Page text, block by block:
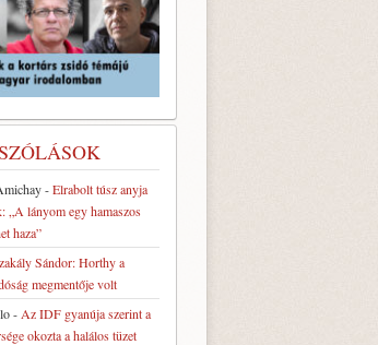
-Elrabolt túsz anyja
„A lányom egy hamaszos
haza”
Sándor: Horthy a
megmentője volt
- Az IDF gyanúja szerint a
okozta a halálos tüzet